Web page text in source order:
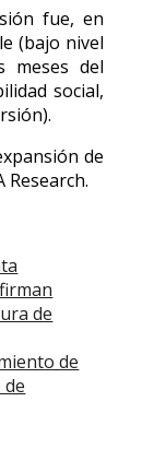
fue, en
(bajo nivel
meses del
social,
de
Research.
de
de